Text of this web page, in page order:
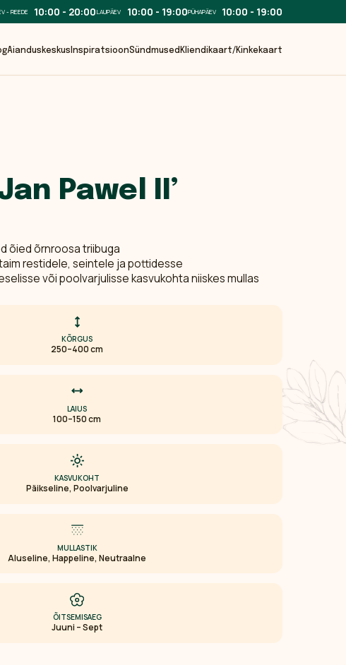
- REEDE 10:00 - 20:00LAUPÄEV 10:00 - 19:00PÜHAPÄEV 10:00 - 19:00
Aianduskeskus InspiratsioonSündmused Kliendikaart/Kinkekaart
Pawel II’
õied õrnroosa triibuga
restidele, seintele ja pottidesse
või poolvarjulisse kasvukohta niiskes mullas
KÕRGUS
250–400 cm
LAIUS
100–150 cm
KASVUKOHT
Päikseline, Poolvarjuline
MULLASTIK
Aluseline, Happeline, Neutraalne
ÕITSEMISAEG
Juuni – Sept